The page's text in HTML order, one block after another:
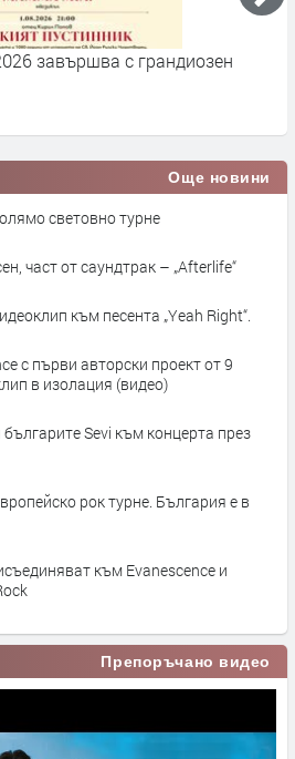
завършва с грандиозен
Още новини
световно турне
част от саундтрак – „Afterlife“
пуснаха видеоклип към песента „Yeah Right“.
с първи авторски проект от 9
в изолация (видео)
Sevi към концерта през
рок турне. България е в
към Evanescence и
Препоръчано видео